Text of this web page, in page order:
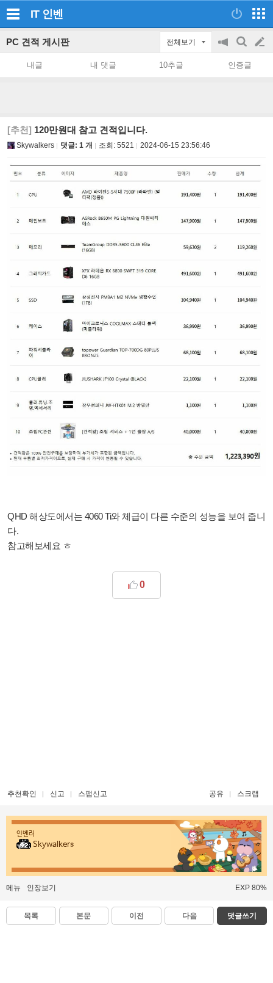
IT 인벤
PC 견적 게시판 전체보기
공
on/off
검
색
글
쓰
내글 내 댓글 10추글 인증글
[추천] 120만원대 참고 견적입니다.
Skywalkers 댓글: 1 개 조회: 5521 2024-06-15 23:56:46
QHD 해상도에서는 4060 Ti와 체급이 다른 수준의 성능을 보여 줍니
다.
참고해보세요 ㅎ
0
추천확인 신고 스팸신고 공유 스크랩
인벤러
Skywalkers
메뉴 인장보기 EXP 80%
목록 본문 이전 다음 댓글쓰기